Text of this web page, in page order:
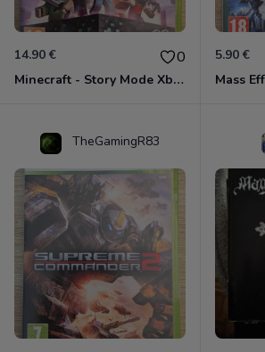
14.90 € 0
Minecraft - Story Mode Xbox 360
5.90 €
TheGamingR83